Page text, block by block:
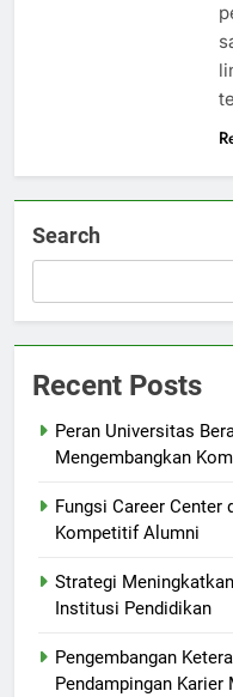
Search
Recent Posts
Peran Universitas
Mengembangkan
Fungsi Career Center
Kompetitif Alumni
Strategi
Institusi Pendidikan
Pengembangan
Pendampingan Karier